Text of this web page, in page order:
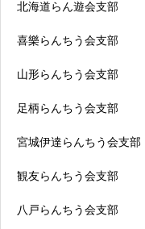
北海道らん遊会支部
喜樂らんちう会支部
山形らんちう会支部
足柄らんちう会支部
宮城伊達らんちう会支部
観友らんちう会支部
八戸らんちう会支部